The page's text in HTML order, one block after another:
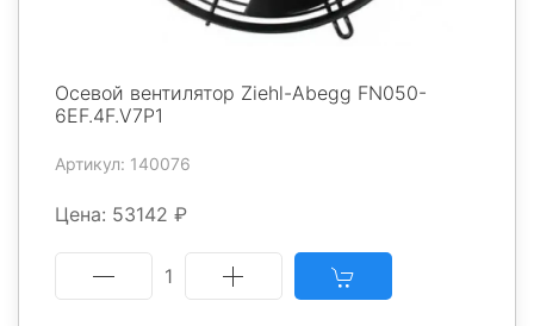
Осевой вентилятор Ziehl-Abegg FN050-
6EF.4F.V7P1
Артикул: 140076
Цена: 53142 ₽
1